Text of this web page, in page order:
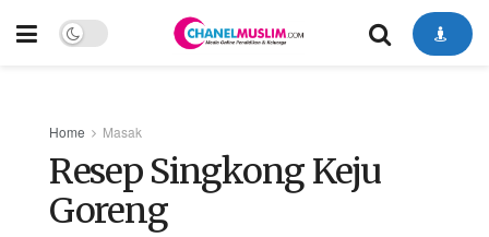
Home Masak
Resep Singkong Keju
Goreng